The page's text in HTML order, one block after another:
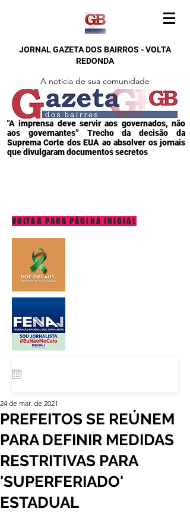
JORNAL GAZETA DOS BAIRROS - VOLTA
REDONDA
A notícia de sua comunidade
"A imprensa deve servir aos governados, não
aos governantes” Trecho da decisão da
Suprema Corte dos EUA ao absolver os jornais
que divulgaram documentos secretos
VOLTAR PARA PÁGINA INICIAL
PREFEITOS SE REÚNEM
PARA DEFINIR MEDIDAS
RESTRITIVAS PARA
'SUPERFERIADO'
ESTADUAL
24 de mar. de 2021